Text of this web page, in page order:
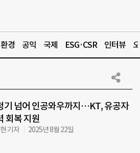
환경 공익 국제 ESG·CSR 인터뷰
기 넘어 인공와우까지…KT, 유공자
회복 지원
기자 2025년 8월 22일